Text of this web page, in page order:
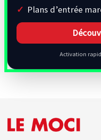
Plans d’entrée
Activation